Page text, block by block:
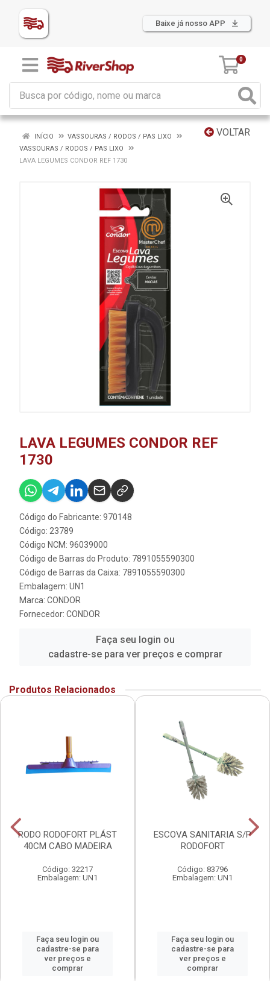
Baixe já nosso APP
0
VOLTAR
INÍCIO
VASSOURAS / RODOS / PAS LIXO
VASSOURAS / RODOS / PAS LIXO
LAVA LEGUMES CONDOR REF 1730
LAVA LEGUMES CONDOR REF
1730
Código do Fabricante: 970148
Código: 23789
Código NCM: 96039000
Código de Barras do Produto: 7891055590300
Código de Barras da Caixa: 7891055590300
Embalagem: UN1
Marca: CONDOR
Fornecedor: CONDOR
Faça seu login ou
cadastre-se para ver preços e comprar
Produtos Relacionados
RODO RODOFORT PLÁST
40CM CABO MADEIRA
Código: 32217
Embalagem: UN1
Faça seu login ou
cadastre-se para
ver preços e
comprar
ESCOVA SANITARIA S/P
RODOFORT
Código: 83796
Embalagem: UN1
Faça seu login ou
cadastre-se para
ver preços e
comprar